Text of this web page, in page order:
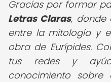
Gracias por formar
Letras Claras, donde
entre la mitología y
obra de Eurípides.
tus redes y
conocimiento sobre